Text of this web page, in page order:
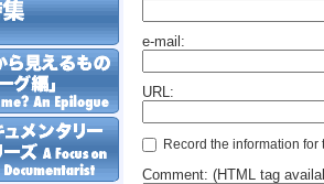
e-mail:
URL:
Record the information for
Comment: (HTML tag